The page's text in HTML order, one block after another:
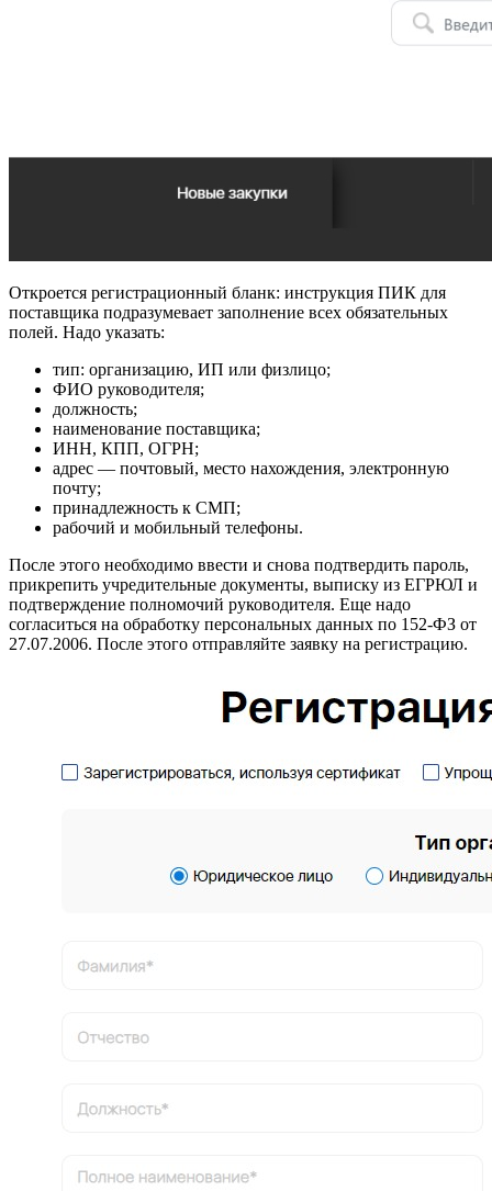
Откроется регистрационный бланк: инструкция ПИК для
поставщика подразумевает заполнение всех обязательных
полей. Надо указать:
тип: организацию, ИП или физлицо;
ФИО руководителя;
должность;
наименование поставщика;
ИНН, КПП, ОГРН;
адрес — почтовый, место нахождения, электронную
почту;
принадлежность к СМП;
рабочий и мобильный телефоны.
После этого необходимо ввести и снова подтвердить пароль,
прикрепить учредительные документы, выписку из ЕГРЮЛ и
подтверждение полномочий руководителя. Еще надо
согласиться на обработку персональных данных по 152-ФЗ от
27.07.2006. После этого отправляйте заявку на регистрацию.